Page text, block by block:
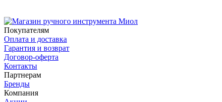
Покупателям
Оплата и доставка
Гарантия и возврат
Договор-оферта
Контакты
Партнерам
Бренды
Компания